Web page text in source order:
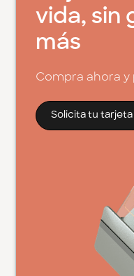
vida, sin
más
Compra ahora y
Solicita tu tarjeta